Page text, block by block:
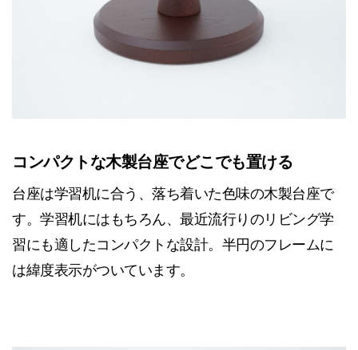
コンパクトな木製台座でどこでも置ける
台座は学習机に合う、落ち着いた色味の木製台座で
す。学習机にはもちろん、最近流行りのリビング学
習にも適したコンパクトな設計。半円のフレームに
は緯度表示がついています。